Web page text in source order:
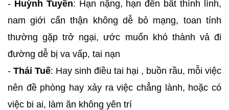
- Huỳnh Tuyền: Hạn nặng, hạn đến bất thình lình,
nam giới cẩn thận không dễ bỏ mạng, toan tính
thường gặp trở ngại, ước muốn khó thành vả đi
đường dễ bị va vấp, tai nạn
- Thái Tuế: Hay sinh điều tai hại , buồn rầu, mỗi việc
nên đề phòng hay xảy ra việc chẳng lành, hoặc có
việc bi ai, làm ăn không yên trí